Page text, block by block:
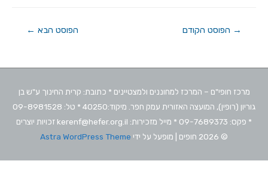
→ הפוסט הקודם הפוסט הבא ←
מרכז חופי"ם – המרכז למחוננים ולמצטיינים * כתובת: קרית החינוך ע"ש בן
גוריון (רופין), המועצה האזורית עמק חפר. מיקוד:40250 * טל: 09-8981528
* פקס: 09-7689373 * מייל מזכירות: kerenf@hefer.org.il זכויות יוצרים
© 2026
חופים | מופעל על ידי Astra WordPress Theme